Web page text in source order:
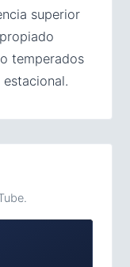
superior
temperados